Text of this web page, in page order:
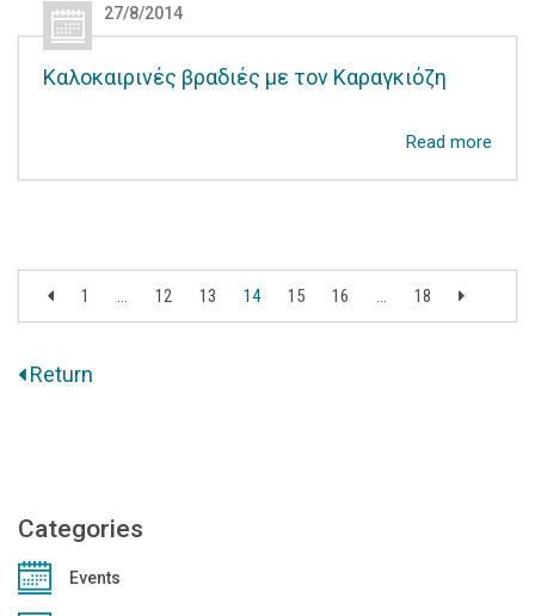
27/8/2014
Καλοκαιρινές βραδιές με τον Καραγκιόζη
Read more
1 … 12 13 14 15 16 … 18
Return
Categories
Events